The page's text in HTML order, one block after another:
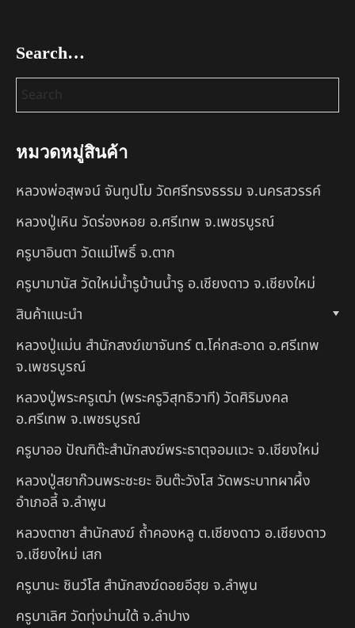
Search…
หมวดหมู่สินค้า
หลวงพ่อสุพจน์ จันทูปโม วัดศรีทรงธรรม จ.นครสวรรค์
หลวงปู่เหิน วัดร่องหอย อ.ศรีเทพ จ.เพชรบูรณ์
ครูบาอินตา วัดแม่โพธิ์ จ.ตาก
ครูบามานัส วัดใหม่น้ำรูบ้านน้ำรู อ.เชียงดาว จ.เชียงใหม่
สินค้าแนะนำ
หลวงปู่แม่น สำนักสงฆ์เขาจันทร์ ต.โค่กสะอาด อ.ศรีเทพ
จ.เพชรบูรณ์
หลวงปู่พระครูเฒ่า (พระครูวิสุทธิวาที) วัดศิริมงคล
อ.ศรีเทพ จ.เพชรบูรณ์
ครูบาออ ปัณฑิต๊ะสำนักสงฆ์พระธาตุจอมแวะ จ.เชียงใหม่
หลวงปู่สยาก๊วนพระชะยะ อินต๊ะวังโส วัดพระบาทผาผึ้ง
อำเภอลี้ จ.ลำพูน
หลวงตาชา สำนักสงฆ์ ถ้ำคองหลู ต.เชียงดาว อ.เชียงดาว
จ.เชียงใหม่ เสก
ครูบานะ ชินวํโส สำนักสงฆ์ดอยอีฮุย จ.ลำพูน
ครูบาเลิศ วัดทุ่งม่านใต้ จ.ลำปาง